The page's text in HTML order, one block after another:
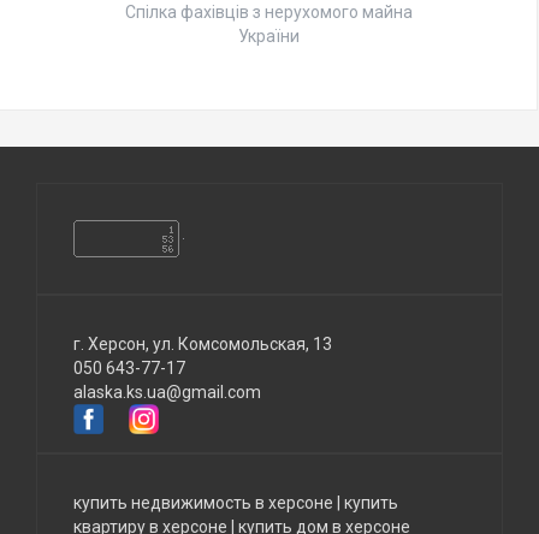
Спілка фахівців з нерухомого майна
України
г. Херсон, ул. Комсомольская, 13
050 643-77-17
alaska.ks.ua@gmail.com
купить недвижимость в херсоне
купить
квартиру в херсоне
купить дом в херсоне